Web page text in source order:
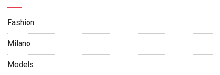
Fashion
Milano
Models